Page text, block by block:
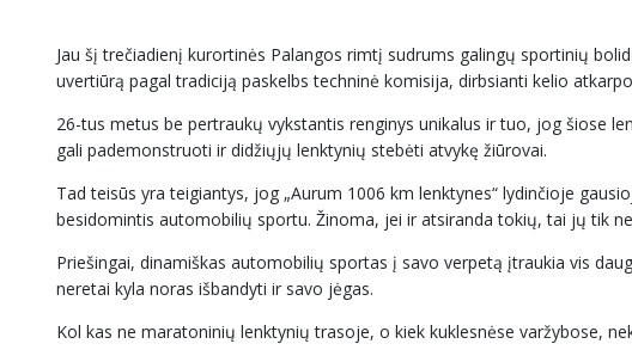
Jau šį trečiadienį kurortinės Palangos rimtį sudrums galingų sportinių
uvertiūrą pagal tradiciją paskelbs techninė komisija, dirbsianti kelio
26-tus metus be pertraukų vykstantis renginys unikalus ir tuo, jog šiose
gali pademonstruoti ir didžiųjų lenktynių stebėti atvykę žiūrovai.
Tad teisūs yra teigiantys, jog „Aurum 1006 km lenktynes“ lydinčioje
besidomintis automobilių sportu. Žinoma, jei ir atsiranda tokių, tai jų tik
Priešingai, dinamiškas automobilių sportas į savo verpetą įtraukia vis
neretai kyla noras išbandyti ir savo jėgas.
Kol kas ne maratoninių lenktynių trasoje, o kiek kuklesnėse varžybose,